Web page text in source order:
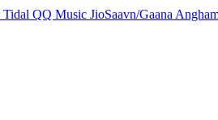
Tidal QQ Music JioSaavn/Gaana